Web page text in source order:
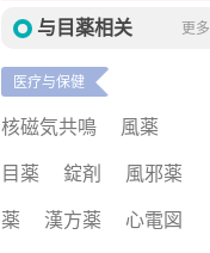
与目薬相关 更多
医疗与保健
核磁気共鳴
風薬
目薬
錠剤
風邪薬
薬
漢方薬
心電図